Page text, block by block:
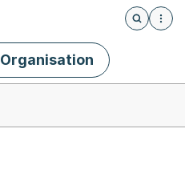
Öffnet
Organisation